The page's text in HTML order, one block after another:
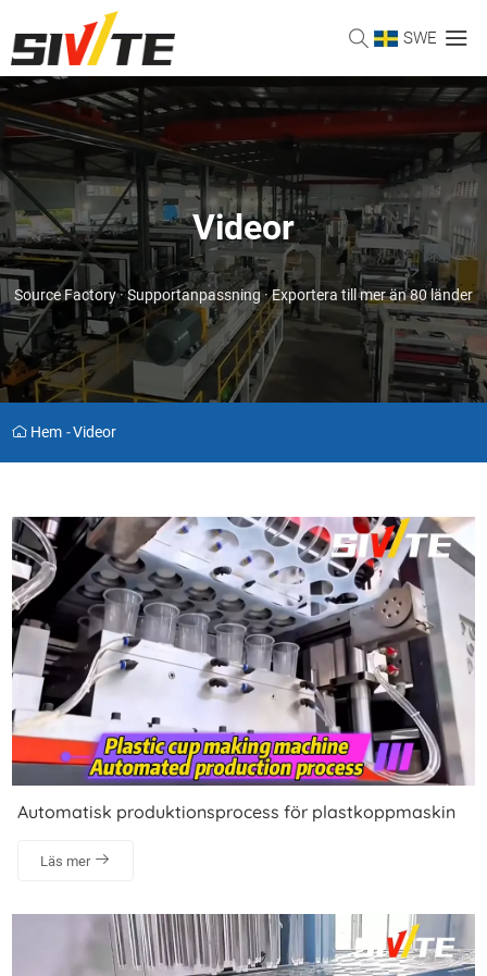
SWE
Videor
Source Factory · Supportanpassning · Exportera till mer än 80 länder
Hem -Videor
Automatisk produktionsprocess för plastkoppmaskin
Läs mer